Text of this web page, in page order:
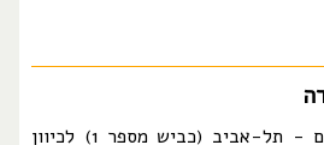
נוסעים על כביש ירושלים - תל-אביב (כביש מספר 1) לכיוון